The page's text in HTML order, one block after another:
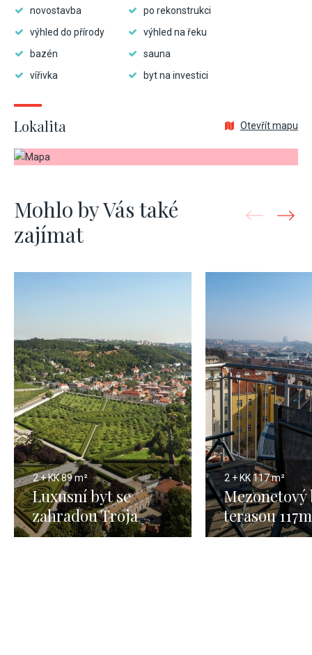
novostavba
po rekonstrukci
výhled do přírody
výhled na řeku
bazén
sauna
vířivka
byt na investici
Lokalita Otevřít mapu
Mohlo by Vás také
zajímat
2 + KK89 m²
Luxusní byt se
zahradou Troja
2 + KK117 m²
Mezonetový
terasou 117m